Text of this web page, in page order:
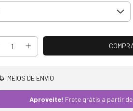
MEIOS DE ENVIO
Aproveite! Frete grátis a partir de